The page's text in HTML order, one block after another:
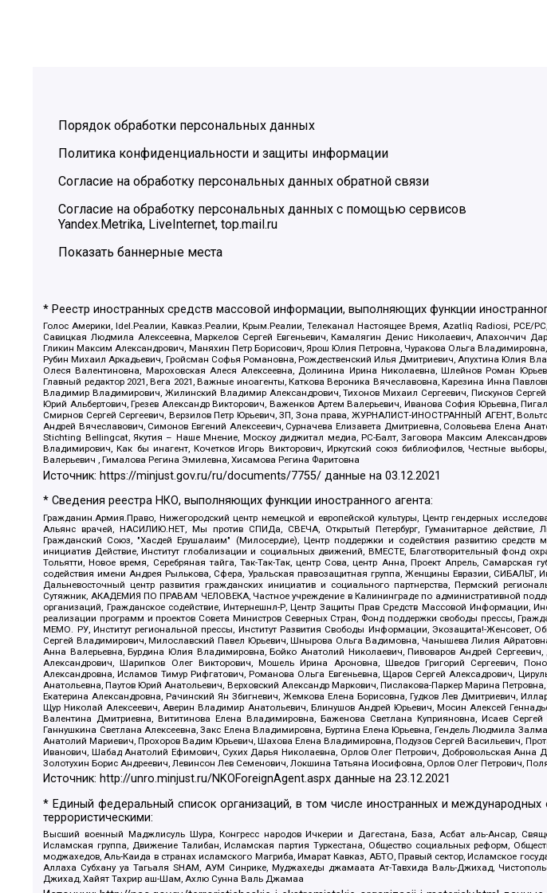
Порядок обработки персональных данных
Политика конфиденциальности и защиты информации
Согласие на обработку персональных данных обратной связи
Согласие на обработку персональных данных с помощью сервисов
Yandex.Metrika, LiveInternet, top.mail.ru
Показать баннерные места
* Реестр иностранных средств массовой информации, выполняющих функции
Голос Америки, Idel.Реалии, Кавказ.Реалии, Крым.Реалии, Телеканал Настоящее Время, Azatliq Radiosi, PCE/
Савицкая Людмила Алексеевна, Маркелов Сергей Евгеньевич, Камалягин Денис Николаевич, Апахончич
Гликин Максим Александрович, Маняхин Петр Борисович, Ярош Юлия Петровна, Чуракова Ольга
Рубин Михаил Аркадьевич, Гройсман Софья Романовна, Рождественский Илья Дмитриевич, Апухтина Юлия
Олеся Валентиновна, Мароховская Алеся Алексеевна, Долинина Ирина Николаевна, Шлейнов Роман
Главный редактор 2021, Вега 2021, Важные иноагенты, Каткова Вероника Вячеславовна, Карезина Инна
Владимир Владимирович, Жилинский Владимир Александрович, Тихонов Михаил Сергеевич, Пискунов
Юрий Альбертович, Грезев Александр Викторович, Важенков Артем Валерьевич, Иванова София Юрьевна,
Смирнов Сергей Сергеевич, Верзилов Петр Юрьевич, ЗП, Зона права, ЖУРНАЛИСТ-ИНОСТРАННЫЙ АГЕНТ,
Андрей Вячеславович, Симонов Евгений Алексеевич, Сурначева Елизавета Дмитриевна, Соловьева Елена
Stichting Bellingcat, Якутия – Наше Мнение, Москоу диджитал медиа, РС-Балт, Заговора Максим
Владимирович, Как бы инагент, Кочетков Игорь Викторович, Иркутский союз библиофилов, Честные
Валерьевич , Гималова Регина Эмилевна, Хисамова Регина Фаритовна
Источник: https://minjust.gov.ru/ru/documents/7755/ данные на03.12.2021
* Сведения реестра НКО, выполняющих функции иностранного агента:
Гражданин.Армия.Право, Нижегородский центр немецкой и европейской культуры, Центр гендерных
Альянс врачей, НАСИЛИЮ.НЕТ, Мы против СПИДа, СВЕЧА, Открытый Петербург, Гуманитарное действие,
Гражданский Союз, "Хасдей Ерушалаим" (Милосердие), Центр поддержки и содействия развитию
инициатив Действие, Институт глобализации и социальных движений, ВМЕСТЕ, Благотворительный
Тольятти, Новое время, Серебряная тайга, Так-Так-Так, центр Сова, центр Анна, Проект Апрель,
содействия имени Андрея Рылькова, Сфера, Уральская правозащитная группа, Женщины Евразии, СИБАЛЬТ,
Дальневосточный центр развития гражданских инициатив и социального партнерства, Пермский
Сутяжник, АКАДЕМИЯ ПО ПРАВАМ ЧЕЛОВЕКА, Частное учреждение в Калининграде по административной
организаций, Гражданское содействие, Интернешнл-Р, Центр Защиты Прав Средств Массовой Информации,
реализации программ и проектов Совета Министров Северных Стран, Фонд поддержки свободы прессы,
МЕМО. РУ, Институт региональной прессы, Институт Развития Свободы Информации, Экозащита!-Женсовет,
Сергей Владимирович, Милославский Павел Юрьевич, Шнырова Ольга Вадимовна, Чанышева Лилия
Анна Валерьевна, Бурдина Юлия Владимировна, Бойко Анатолий Николаевич, Пивоваров Андрей
Александрович, Шарипков Олег Викторович, Мошель Ирина Ароновна, Шведов Григорий Сергеевич,
Александровна, Исламов Тимур Рифгатович, Романова Ольга Евгеньевна, Щаров Сергей Алексадрович,
Анатольевна, Паутов Юрий Анатольевич, Верховский Александр Маркович, Пислакова-Паркер Марина
Екатерина Александровна, Рачинский Ян Збигневич, Жемкова Елена Борисовна, Гудков Лев Дмитриевич,
Щур Николай Алексеевич, Аверин Владимир Анатольевич, Блинушов Андрей Юрьевич, Мосин Алексей
Валентина Дмитриевна, Вититинова Елена Владимировна, Баженова Светлана Куприяновна, Исаев
Ганнушкина Светлана Алексеевна, Закс Елена Владимировна, Буртина Елена Юрьевна, Гендель Людмила
Анатолий Мариевич, Прохоров Вадим Юрьевич, Шахова Елена Владимировна, Подузов Сергей Васильевич,
Иванович, Шабад Анатолий Ефимович, Сухих Дарья Николаевна, Орлов Олег Петрович, Добровольская
Золотухин Борис Андреевич, Левинсон Лев Семенович, Локшина Татьяна Иосифовна, Орлов Олег Петрович,
Источник: http://unro.minjust.ru/NKOForeignAgent.aspx данные на23.12.2021
* Единый федеральный список организаций, в том числе иностранных и
террористическими:
Высший военный Маджлисуль Шура, Конгресс народов Ичкерии и Дагестана, База, Асбат аль-Ансар,
Исламская группа, Движение Талибан, Исламская партия Туркестана, Общество социальных реформ,
моджахедов, Аль-Каида в странах исламского Магриба, Имарат Кавказ, АБТО, Правый сектор, Исламское
Аллаха Субхану уа Тагьаля SHAM, АУМ Синрике, Муджахеды джамаата Ат-Тавхида Валь-Джихад,
Джихад, Хайят Тахрир аш-Шам, Ахлю Сунна Валь Джамаа